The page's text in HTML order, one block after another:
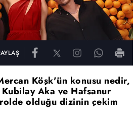
Köşk'ün konusu nedir,
Aka ve Hafsanur
olduğu dizinin çekim